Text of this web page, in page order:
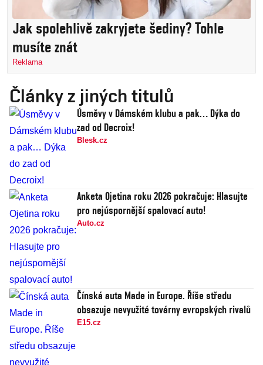
Jak spolehlivě zakryjete šediny? Tohle
musíte znát
Reklama
Články z jiných titulů
Úsměvy v Dámském klubu a pak… Dýka do
zad od Decroix!
Blesk.cz
Anketa Ojetina roku 2026 pokračuje: Hlasujte
pro nejúspornější spalovací auto!
Auto.cz
Čínská auta Made in Europe. Říše středu
obsazuje nevyužité továrny evropských rivalů
E15.cz